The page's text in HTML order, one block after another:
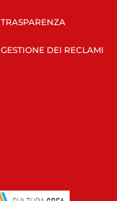
TRASPARENZA
GESTIONE DEI RECLAMI